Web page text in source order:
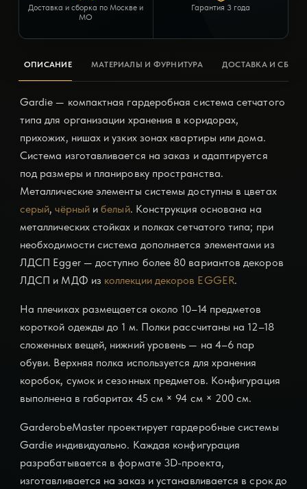
Доставка и сборка по Москве и
МО
Гарантия 3 года
ОПИСАНИЕ МАТЕРИАЛЫ И ФУРНИТУРА ДОСТАВКА И
Gardie — компактная гардеробная система сетчатого
типа для организации хранения в коридорах,
прихожих, нишах и узких зонах квартиры или дома.
Система изготавливается на заказ и адаптируется
под размеры и планировку пространства.
Металлические элементы системы доступны в цветах
серый,чёрныйибелый. Конструкция основана на
металлических стойках и полках сетчатого типа; при
необходимости система дополняется элементами из
ЛДСП Egger — доступно более 80 вариантов декоров
ЛДСП и МДФ из коллекции декоров EGGER.
На плечиках размещается около 10–14 предметов
короткой одежды до 1 м. Полки рассчитаны на 12–18
сложенных вещей, нижний уровень — на 4–6 пар
обуви. Верхняя полка используется для хранения
коробок, сумок и сезонных предметов. Конфигурация
выполнена в габаритах 45 см × 94 см × 200 см.
GarderobeMaster проектирует гардеробные системы
Gardie индивидуально. Каждая конфигурация
разрабатывается в формате 3D-проекта,
изготавливается на заказ и устанавливается в срок до